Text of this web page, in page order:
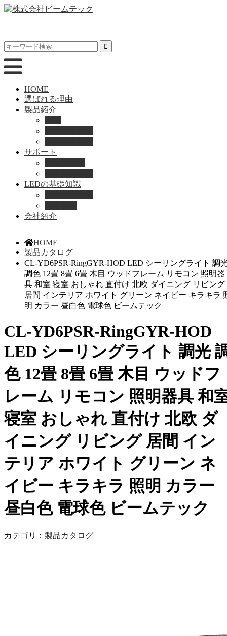
HOME
選ばれる理由
製品紹介
サポート
LEDの基礎知識
会社紹介
HOME
製品カタログ
CL-YD6PSR-RingGYR-HOD LED シーリングライト 調
調色 12畳 8畳 6畳 木目 ウッドフレーム リモコン 照明器
具 和室 寝室 おしゃれ 直付け 北欧 ダイニング リビング
居間 インテリア ホワイト グリーン ネイビー キラキラ
明 カラー 昼白色 電球色 ビームテック
CL-YD6PSR-RingGYR-HOD
LED シーリングライト 調光
色 12畳 8畳 6畳 木目 ウッドフ
レーム リモコン 照明器具 和
寝室 おしゃれ 直付け 北欧 ダ
イニング リビング 居間 イン
テリア ホワイト グリーン ネ
イビー キラキラ 照明 カラー
昼白色 電球色 ビームテック
カテゴリ： 製品カタログ